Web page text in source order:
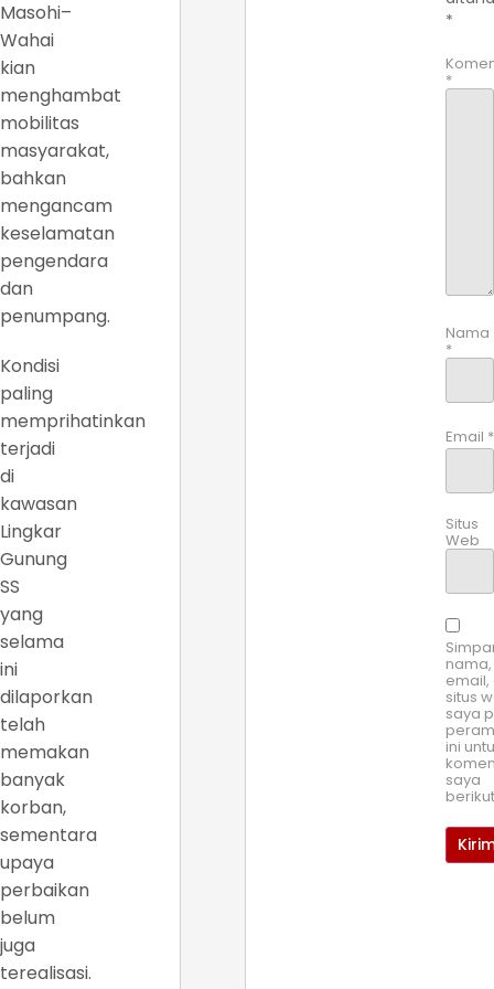
Masohi–
Wahai
kian
menghambat
mobilitas
masyarakat,
bahkan
mengancam
keselamatan
pengendara
dan
penumpang.
Kondisi
paling
memprihatinkan
terjadi
di
kawasan
Lingkar
Gunung
SS
yang
selama
ini
dilaporkan
telah
memakan
banyak
korban,
sementara
upaya
perbaikan
belum
juga
terealisasi.
*
*
Nama
*
Email *
Situs
Web
nama,
email,
situs
saya
ini
saya